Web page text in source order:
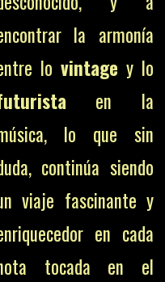
la armonía
lo vintage y lo
en la
lo que sin
continúa siendo
viaje fascinante y
en cada
tocada en el